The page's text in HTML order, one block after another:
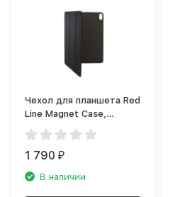
Чехол для планшета Red
Line Magnet Case,
черный (УТ000017093)
1 790₽
В наличии